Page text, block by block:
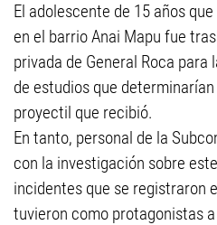
El adolescente de 15 años
en el barrio Anai Mapu fue
privada de General Roca para
de estudios que
proyectil que recibió.
En tanto, personal de la
con la investigación sobre
incidentes que se registraron
tuvieron como protagonistas